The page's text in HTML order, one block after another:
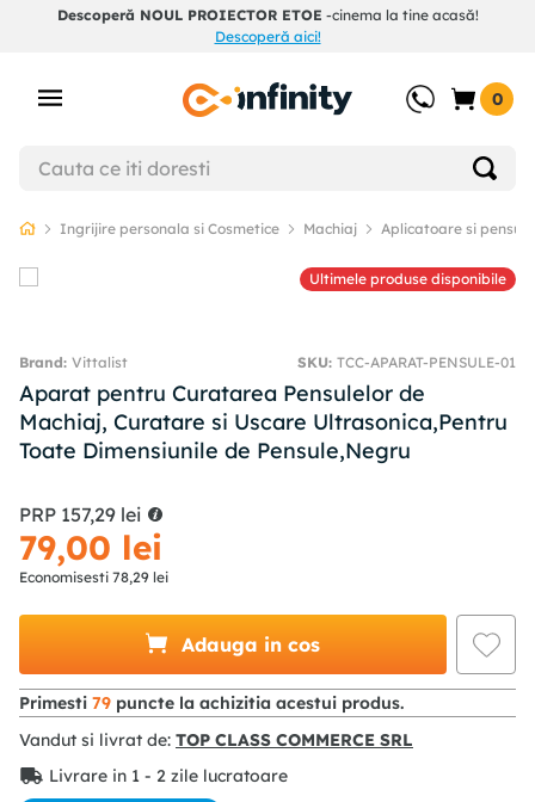
Descoperă NOUL PROIECTOR ETOE -cinema la tine acasă!
Descoperă aici!
0
Ingrijire personala si Cosmetice Machiaj Aplicatoare si
Ultimele produse disponibile
Vittalist SKU: TCC-APARAT-PENSULE-01
Aparat pentru Curatarea Pensulelor de
Machiaj, Curatare si Uscare Ultrasonica,Pentru
Toate Dimensiunile de Pensule,Negru
PRP 157,29 lei
79,00 lei
Economisesti 78,29 lei
Adauga in cos
Primesti 79 puncte la achizitia acestui produs.
Vandut si livrat de: TOP CLASS COMMERCE SRL
Livrare in 1 - 2 zile lucratoare